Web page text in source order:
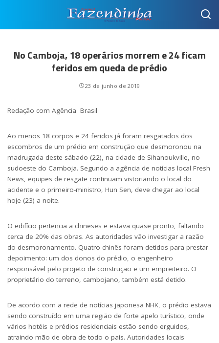
No Camboja, 18 operários morrem e 24 ficam
feridos em queda de prédio
23 de junho de 2019
Redação com Agência Brasil
Ao menos 18 corpos e 24 feridos já foram resgatados dos
escombros de um prédio em construção que desmoronou na
madrugada deste sábado (22), na cidade de Sihanoukville, no
sudoeste do Camboja. Segundo a agência de notícias local Fresh
News, equipes de resgate continuam vistoriando o local do
acidente e o primeiro-ministro, Hun Sen, deve chegar ao local
hoje (23) a noite.
O edifício pertencia a chineses e estava quase pronto, faltando
cerca de 20% das obras. As autoridades vão investigar a razão
do desmoronamento. Quatro chinês foram detidos para prestar
depoimento: um dos donos do prédio, o engenheiro
responsável pelo projeto de construção e um empreiteiro. O
proprietário do terreno, cambojano, também está detido.
De acordo com a rede de notícias japonesa NHK, o prédio estava
sendo construído em uma região de forte apelo turístico, onde
vários hotéis e prédios residenciais estão sendo erguidos,
atraindo mão de obra de todo o país. Autoridades locais